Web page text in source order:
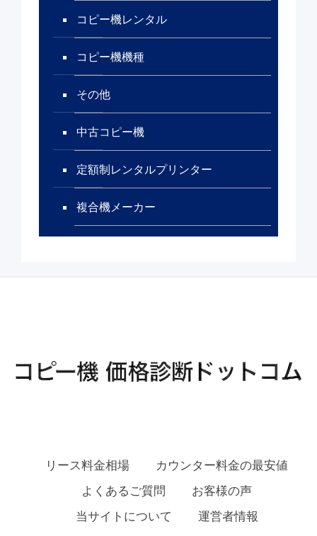
コピー機レンタル
コピー機機種
その他
中古コピー機
定額制レンタルプリンター
複合機メーカー
リース料金相場
カウンター料金の最安値
よくあるご質問
お客様の声
当サイトについて
運営者情報